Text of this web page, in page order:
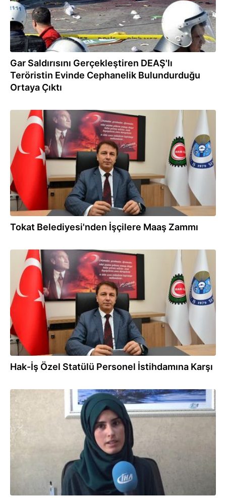
Gar Saldırısını Gerçekleştiren DEAŞ'lı
Teröristin Evinde Cephanelik Bulundurduğu
Ortaya Çıktı
03.11.2017
Tokat Belediyesi'nden İşçilere Maaş Zammı
02.10.2017
Hak-İş Özel Statülü Personel İstihdamına Karşı